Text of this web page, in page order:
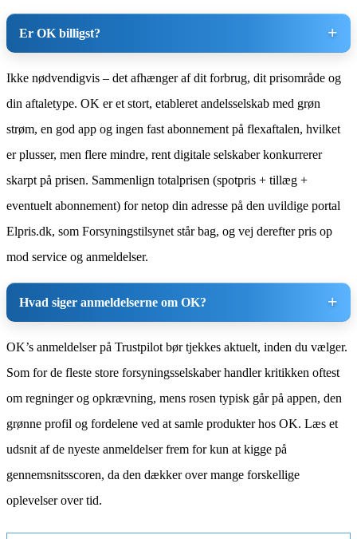
Er OK billigst?
Ikke nødvendigvis – det afhænger af dit forbrug, dit prisområde og
din aftaletype. OK er et stort, etableret andelsselskab med grøn
strøm, en god app og ingen fast abonnement på flexaftalen, hvilket
er plusser, men flere mindre, rent digitale selskaber konkurrerer
skarpt på prisen. Sammenlign totalprisen (spotpris + tillæg +
eventuelt abonnement) for netop din adresse på den uvildige portal
Elpris.dk, som Forsyningstilsynet står bag, og vej derefter pris op
mod service og anmeldelser.
Hvad siger anmeldelserne om OK?
OK’s anmeldelser på Trustpilot bør tjekkes aktuelt, inden du vælger.
Som for de fleste store forsyningsselskaber handler kritikken oftest
om regninger og opkrævning, mens rosen typisk går på appen, den
grønne profil og fordelene ved at samle produkter hos OK. Læs et
udsnit af de nyeste anmeldelser frem for kun at kigge på
gennemsnitsscoren, da den dækker over mange forskellige
oplevelser over tid.